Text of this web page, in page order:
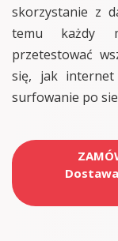
skorzystanie z
temu każdy
przetestować
się, jak internet
surfowanie po